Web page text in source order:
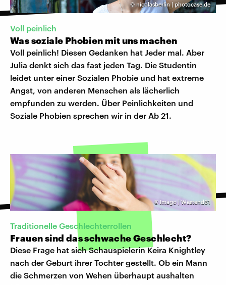
© nicolasberlin | photocase.de
Voll peinlich
Was soziale Phobien mit uns machen
Voll peinlich! Diesen Gedanken hat Jeder mal. Aber
Julia denkt sich das fast jeden Tag. Die Studentin
leidet unter einer Sozialen Phobie und hat extreme
Angst, von anderen Menschen als lächerlich
empfunden zu werden. Über Peinlichkeiten und
Soziale Phobien sprechen wir in der Ab 21.
© Imago | Westend61
Traditionelle Geschlechterrollen
Frauen sind das schwache Geschlecht?
Diese Frage hat sich Schauspielerin Keira Knightley
nach der Geburt ihrer Tochter gestellt. Ob ein Mann
die Schmerzen von Wehen überhaupt aushalten